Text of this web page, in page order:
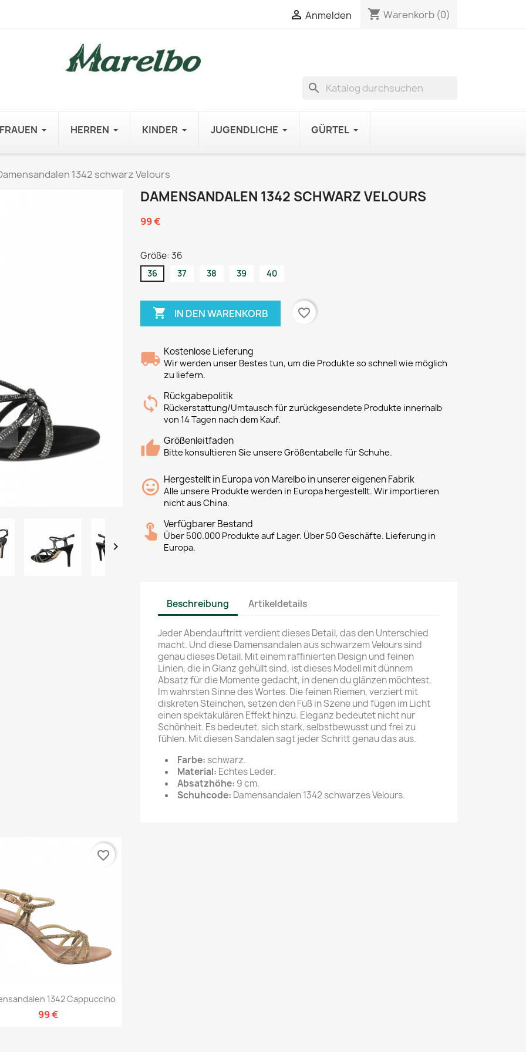
 Anmelden shopping_cart Warenkorb (0)
search
FRAUEN HERREN KINDER JUGENDLICHE GÜRTEL
1342 schwarz Velours

DAMENSANDALEN 1342 SCHWARZ VELOURS
99 €
Größe: 36
36 37 38 39 40
 IN DEN WARENKORB favorite_border
Kostenlose Lieferung
Wir werden unser Bestes tun, um die Produkte so schnell wie möglich
zu liefern.
Rückgabepolitik
Rückerstattung/Umtausch für zurückgesendete Produkte innerhalb
von 14 Tagen nach dem Kauf.
Größenleitfaden
Bitte konsultieren Sie unsere Größentabelle für Schuhe.
Hergestellt in Europa von Marelbo in unserer eigenen Fabrik
Alle unsere Produkte werden in Europa hergestellt. Wir importieren
nicht aus China.
Verfügbarer Bestand
Über 500.000 Produkte auf Lager. Über 50 Geschäfte. Lieferung in
Europa.
Beschreibung Artikeldetails
Jeder Abendauftritt verdient dieses Detail, das den Unterschied
macht. Und diese Damensandalen aus schwarzem Velours sind
genau dieses Detail. Mit einem raffinierten Design und feinen
Linien, die in Glanz gehüllt sind, ist dieses Modell mit dünnem
Absatz für die Momente gedacht, in denen du glänzen möchtest.
Im wahrsten Sinne des Wortes. Die feinen Riemen, verziert mit
diskreten Steinchen, setzen den Fuß in Szene und fügen im Licht
einen spektakulären Effekt hinzu. Eleganz bedeutet nicht nur
Schönheit. Es bedeutet, sich stark, selbstbewusst und frei zu
fühlen. Mit diesen Sandalen sagt jeder Schritt genau das aus.
Farbe: schwarz.
Material: Echtes Leder.
Absatzhöhe: 9 cm.
Schuhcode: Damensandalen 1342 schwarzes Velours.
Vorschau
1342 Cappuccino
99 €
favorite_border